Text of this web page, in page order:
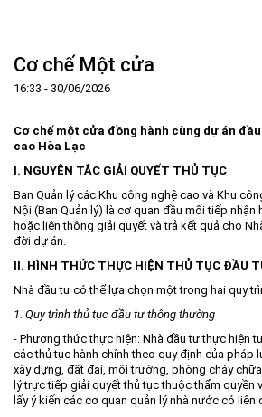
Lịch sử hình thành và phát triển
Lãnh đạo Ban Quản lý
Cơ cấu tổ chức
Chức năng, nhiệm vụ
Tin tức - sự kiện
Chính sách mới
Doanh nghiệp
Hợp tác quốc tế
Đào tạo và Nghiên cứu
Quy hoạch tổng thể
Quy hoạch khu chức năng
Ưu thế
Vị trí
Cơ sở hạ tầng
Cơ chế ưu đãi đầu tư
Nguồn nhân lực
Nhà đầu tư
Hướng dẫn đầu tư
Trình tự, thủ tục đầu tư
Lĩnh vực đầu tư
Quản lý và vận hành dự án đầu tư
Văn bản pháp luật
Doanh nghiệp
Đất đai
Đầu tư
Khu CNC Hòa Lạc
Lao động
Thông báo chung
Tuyển dụng
Công khai ngân sách
Dữ liệu mở
FAQs
Liên hệ - Liên kết
Liên kết
Liên hệ
Cơ chế Một cửa
16:33 - 30/06/2026
Cơ chế một cửa đồng hành cùng dự án
cao Hòa Lạc
I. NGUYÊN TẮC GIẢI QUYẾT THỦ TỤC
Ban Quản lý các Khu công nghệ cao và Khu
Nội (Ban Quản lý) là cơ quan đầu mối tiếp
hoặc liên thông giải quyết và trả kết quả cho
đời dự án.
II. HÌNH THỨC THỰC HIỆN THỦ TỤC ĐẦU
Nhà đầu tư có thể lựa chọn một trong hai quy
1. Quy trình thủ tục đầu tư thông thường
- Phương thức thực hiện: Nhà đầu tư thực hiện
các thủ tục hành chính theo quy định của pháp
xây dựng, đất đai, môi trường, phòng cháy chữa
lý trực tiếp giải quyết thủ tục thuộc thẩm quyền
lấy ý kiến các cơ quan quản lý nhà nước có liên